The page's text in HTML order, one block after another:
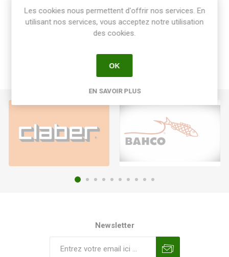
Share:
Newsletter
Les cookies nous permettent d'offrir nos services. En
utilisant nos services, vous acceptez notre utilisation
des cookies.
OK
EN SAVOIR PLUS